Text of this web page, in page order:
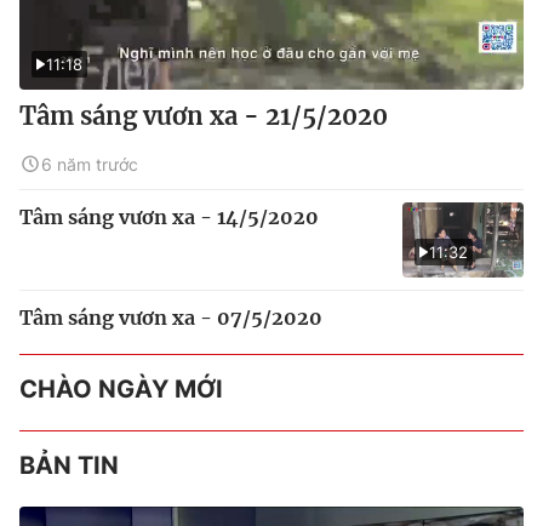
11:18
Tâm sáng vươn xa - 21/5/2020
6 năm trước
11:32
Tâm sáng vươn xa - 14/5/2020
Tâm sáng vươn xa - 07/5/2020
CHÀO NGÀY MỚI
BẢN TIN